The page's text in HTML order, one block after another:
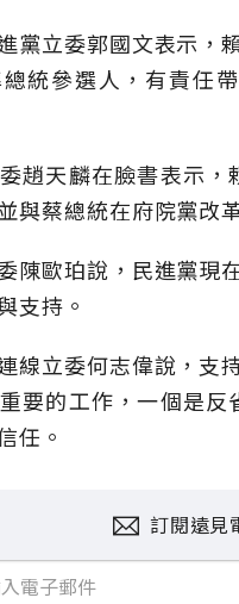
黨立委郭國文表示，
統參選人，有責任
趙天麟在臉書表示
與蔡總統在府院黨改
陳歐珀說，民進黨現
支持。
線立委何志偉說，支
要的工作，一個是
任。
訂閱遠見